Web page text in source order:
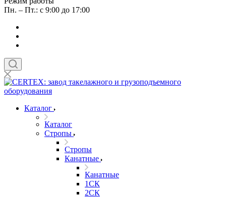
Пн. – Пт.: с 9:00 до 17:00
Каталог
Каталог
Стропы
Стропы
Канатные
Канатные
1СК
2СК